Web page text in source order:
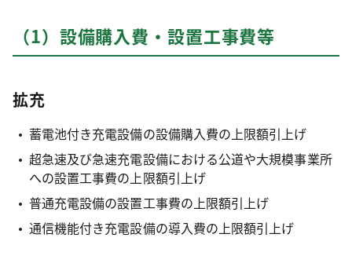
（1）設備購入費・設置工事費等
拡充
蓄電池付き充電設備の設備購入費の上限額引上げ
超急速及び急速充電設備における公道や大規模事業所
への設置工事費の上限額引上げ
普通充電設備の設置工事費の上限額引上げ
通信機能付き充電設備の導入費の上限額引上げ